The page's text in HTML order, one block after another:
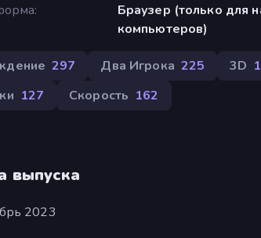
Браузер (только для
компьютеров)
297 Два Игрока 225 3D
127 Скорость 162
выпуска
2023